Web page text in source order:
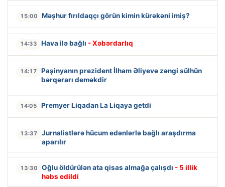
15:00 Məşhur fırıldaqçı görün kimin kürəkəni imiş?
14:33 Hava ilə bağlı - Xəbərdarlıq
14:17
Paşinyanın prezident İlham Əliyevə zəngi sülhün
bərqərarı deməkdir
14:05 Premyer Liqadan La Liqaya getdi
13:37
Jurnalistlərə hücum edənlərlə bağlı araşdırma
aparılır
13:30 Oğlu öldürülən ata qisas almağa çalışdı - 5 illik
həbs edildi